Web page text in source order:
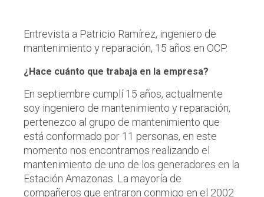
Entrevista a Patricio Ramírez, ingeniero de
mantenimiento y reparación, 15 años en OCP.
¿Hace cuánto que trabaja en la empresa?
En septiembre cumplí 15 años, actualmente
soy ingeniero de mantenimiento y reparación,
pertenezco al grupo de mantenimiento que
está conformado por 11 personas, en este
momento nos encontramos realizando el
mantenimiento de uno de los generadores en la
Estación Amazonas. La mayoría de
compañeros que entraron conmigo en el 2002